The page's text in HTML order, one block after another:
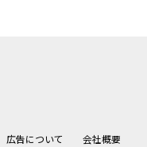
広告について 会社概要